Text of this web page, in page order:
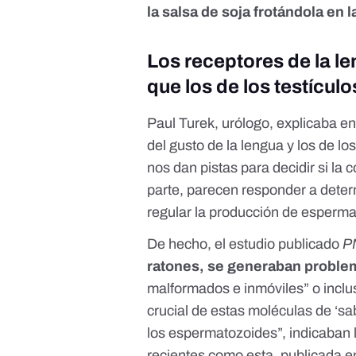
la salsa de soja frotándola
Los receptores de la
que los de los
Paul Turek, urólogo, explicaba
del gusto de la lengua y los de
nos dan pistas para decidir si la
parte, parecen responder a
regular la producción de
De hecho,el estudio publicado
ratones, se generaban
malformados e inmóviles” o
crucial de estas moléculas de
los espermatozoides”,